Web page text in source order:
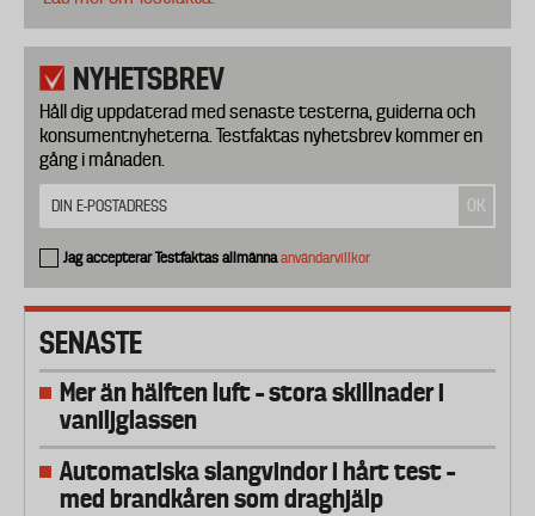
NYHETSBREV
Håll dig uppdaterad med senaste testerna, guiderna och
konsumentnyheterna. Testfaktas nyhetsbrev kommer en
gång i månaden.
Jag accepterar Testfaktas allmännaanvändarvillkor
SENASTE
Mer än hälften luft – stora skillnader i
vaniljglassen
Automatiska slangvindor i hårt test –
med brandkåren som draghjälp